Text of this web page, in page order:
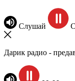
Слушай
Дарик радио -